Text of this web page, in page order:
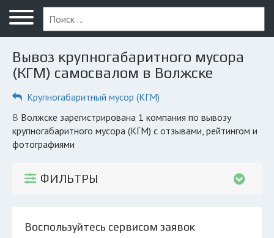
Меню
Главная
Вопрос юристу
Компании
КОМПАНИЯМ
© 2026 Все права защищены
Вывоз крупногабаритного мусора
(КГМ) самосвалом в Волжске
Крупногабаритный мусор (КГМ)
в Волжске зарегистрирована 1 компания по вывозу
крупногабаритного мусора (КГМ) с отзывами, рейтингом и
фотографиями
ФИЛЬТРЫ
Воспользуйтесь сервисом заявок